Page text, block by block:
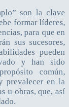
son la clave
formar líderes,
para que en
sus sucesores,
pueden
y han sido
común,
prevalecer en la
u obras, que, así